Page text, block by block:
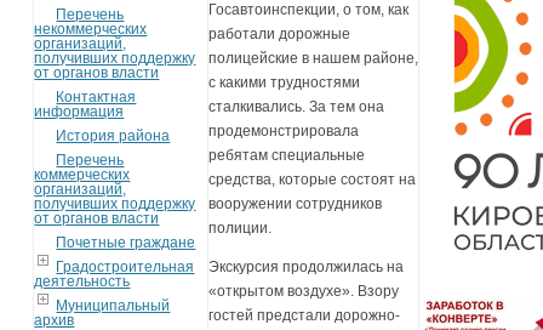
Перечень
некоммерческих
организаций,
получивших поддержку
от органов власти
Контактная
информация
История района
Перечень
коммерческих
организаций,
получивших поддержку
от органов власти
Почетные граждане
Градостроительная
деятельность
Муниципальный
архив
Госавтоинспекции, о том, как
работали дорожные
полицейские в нашем районе,
с какими трудностями
сталкивались. За тем она
продемонстрировала
ребятам специальные
средства, которые состоят на
вооружении сотрудников
полиции.
Экскурсия продолжилась на
«открытом воздухе». Взору
гостей предстали дорожно-